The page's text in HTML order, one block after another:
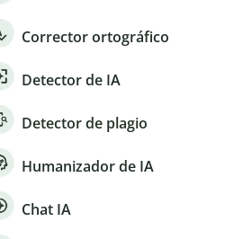
Corrector ortográfico
Detector de IA
Detector de plagio
Humanizador de IA
Chat IA